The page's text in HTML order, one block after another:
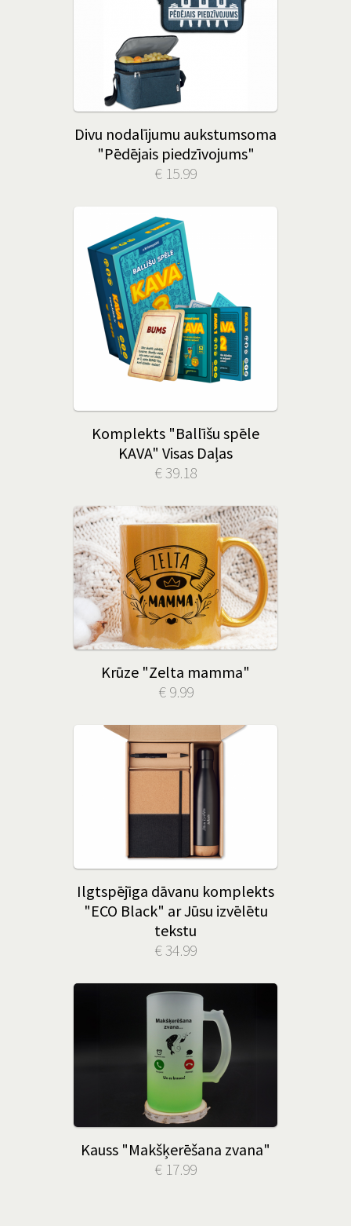
Divu nodalījumu aukstumsoma
"Pēdējais piedzīvojums"
€ 15.99
Komplekts "Ballīšu spēle
KAVA" Visas Daļas
€ 39.18
Krūze "Zelta mamma"
€ 9.99
Ilgtspējīga dāvanu komplekts
"ECO Black" ar Jūsu izvēlētu
tekstu
€ 34.99
Kauss "Makšķerēšana zvana"
€ 17.99